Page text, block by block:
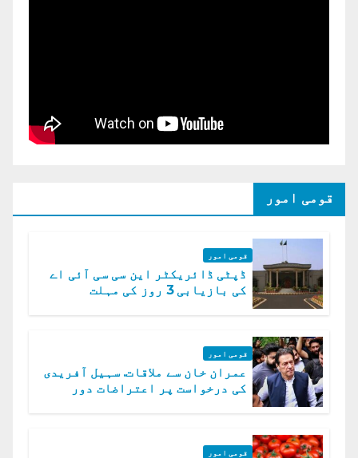
قومی امور
قومی امور
ڈپٹی ڈائریکٹر این سی سی آئی اے
کی بازیابی 3 روز کی مہلت
قومی امور
عمران خان سے ملاقات. سہیل آفریدی
کی درخواست پر اعتراضات دور
قومی امور